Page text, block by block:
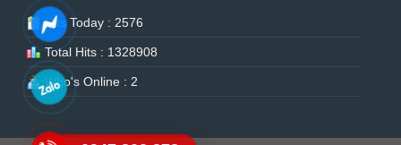
Hits Today : 2576
Total Hits : 1328908
Who's Online : 2